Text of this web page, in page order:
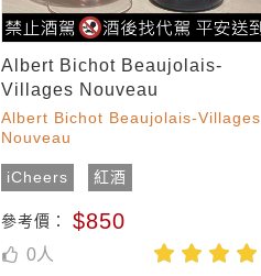
Albert Bichot Beaujolais-
Villages Nouveau
Albert Bichot Beaujolais-Villages
Nouveau
iCheers 紅酒
參考價： $850
0人